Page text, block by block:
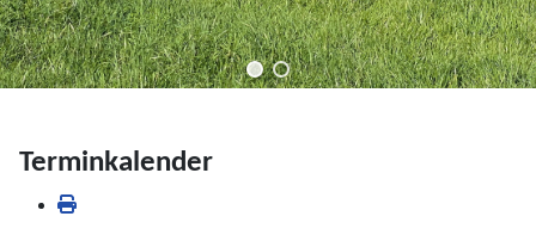
Terminkalender